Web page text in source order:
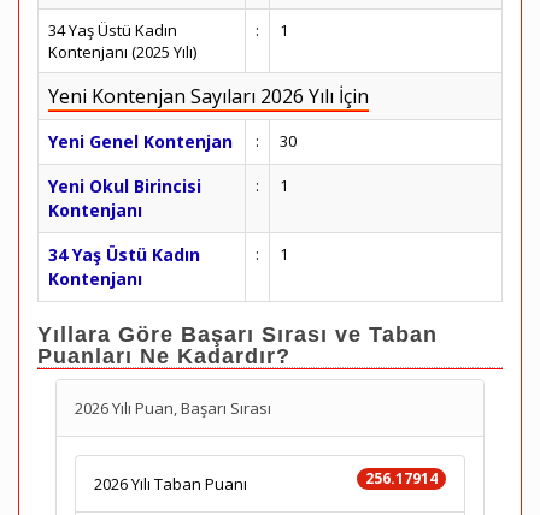
34 Yaş Üstü Kadın
Kontenjanı (2025 Yılı)
: 1
Yeni Kontenjan Sayıları 2026 Yılı İçin
Yeni Genel Kontenjan : 30
Yeni Okul Birincisi
Kontenjanı
: 1
34 Yaş Üstü Kadın
Kontenjanı
: 1
Yıllara Göre Başarı Sırası ve Taban
Puanları Ne Kadardır?
2026 Yılı Puan, Başarı Sırası
256.17914
2026 Yılı Taban Puanı